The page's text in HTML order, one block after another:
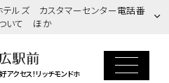
テルズ カスタマーセンター電話番
いて ほか
クセス！リッチモンドホ